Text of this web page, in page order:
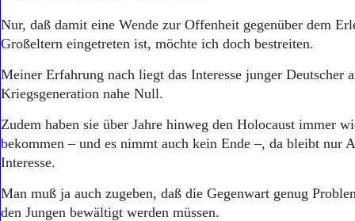
Nur, daß damit eine Wende zur Offenheit gegenüber dem
Großeltern eingetreten ist, möchte ich doch bestreiten.
Meiner Erfahrung nach liegt das Interesse junger Deutscher
Kriegsgeneration nahe Null.
Zudem haben sie über Jahre hinweg den Holocaust immer
bekommen – und es nimmt auch kein Ende –, da bleibt nur
Interesse.
Man muß ja auch zugeben, daß die Gegenwart genug
den Jungen bewältigt werden müssen.